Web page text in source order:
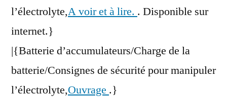
l’électrolyte,A voir et à lire. . Disponible sur
internet.}
|{Batterie d’accumulateurs/Charge de la
batterie/Consignes de sécurité pour manipuler
l’électrolyte,Ouvrage .}